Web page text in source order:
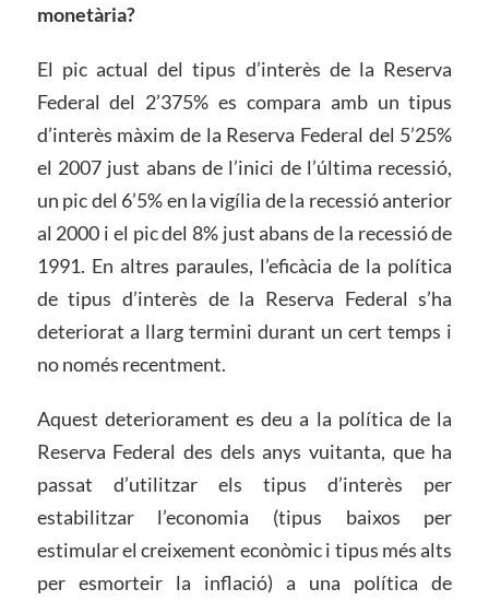
monetària?
El pic actual del tipus d’interès de la Reserva
Federal del 2’375% es compara amb un tipus
d’interès màxim de la Reserva Federal del 5’25%
el 2007 just abans de l’inici de l’última recessió,
un pic del 6’5% en la vigília de la recessió anterior
al 2000 i el pic del 8% just abans de la recessió de
1991. En altres paraules, l’eficàcia de la política
de tipus d’interès de la Reserva Federal s’ha
deteriorat a llarg termini durant un cert temps i
no només recentment.
Aquest deteriorament es deu a la política de la
Reserva Federal des dels anys vuitanta, que ha
passat d’utilitzar els tipus d’interès per
estabilitzar l’economia (tipus baixos per
estimular el creixement econòmic i tipus més alts
per esmorteir la inflació) a una política de